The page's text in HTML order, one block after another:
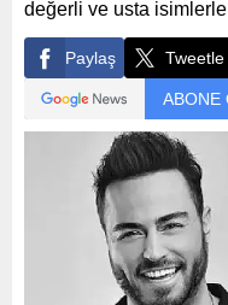
değerli ve usta isimlerle
Paylaş Tweetle
ABONE